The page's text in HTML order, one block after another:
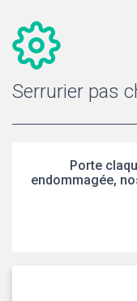
Serrurier pas
Porte
endommagée,